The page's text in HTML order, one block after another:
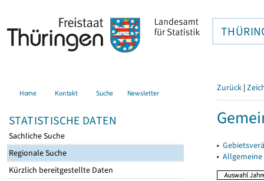
Home Kontakt Suche Newsletter
STATISTISCHE DATEN
Sachliche Suche
Regionale Suche
Kürzlich bereitgestellte Daten
Zurück |
▸
▸